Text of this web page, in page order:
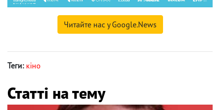
Читайте нас у Google.News
Теги: кіно
Статті на тему